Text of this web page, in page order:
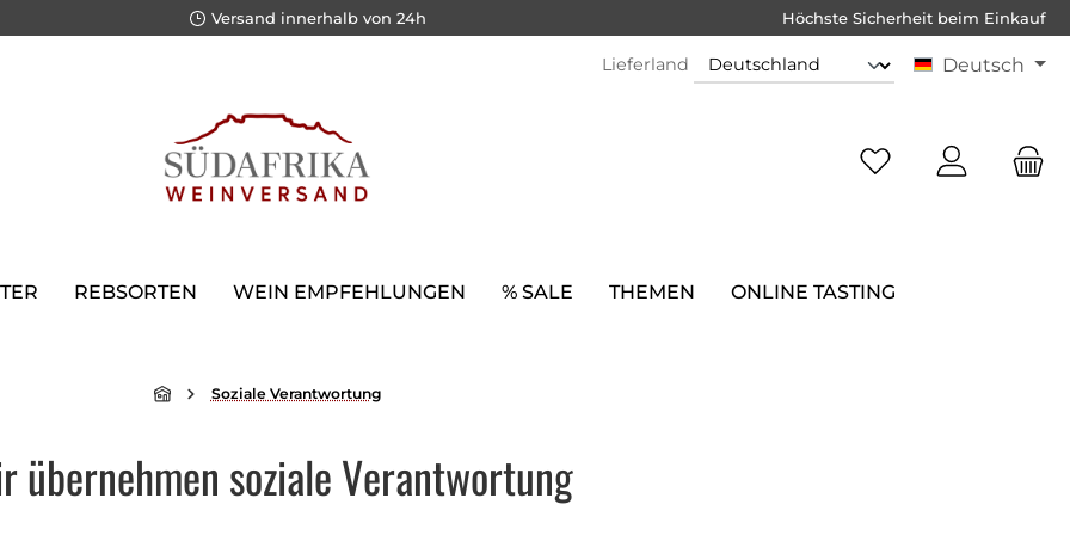
Versand innerhalb von 24h Höchste Sicherheit beim Einkauf
Lieferland Deutsch
REBSORTEN WEIN EMPFEHLUNGEN % SALE THEMEN ONLINE TASTING
Soziale Verantwortung
übernehmen soziale Verantwortung